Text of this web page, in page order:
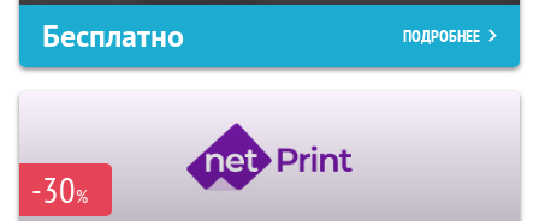
Бесплатно ПОДРОБНЕЕ
-30%